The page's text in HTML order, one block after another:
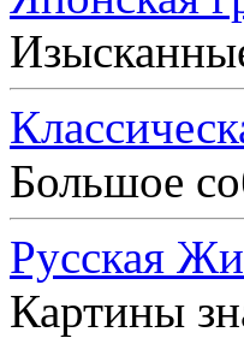
Большое
Русская
Картины